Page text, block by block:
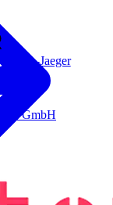
Busch-Jaeger
GmbH